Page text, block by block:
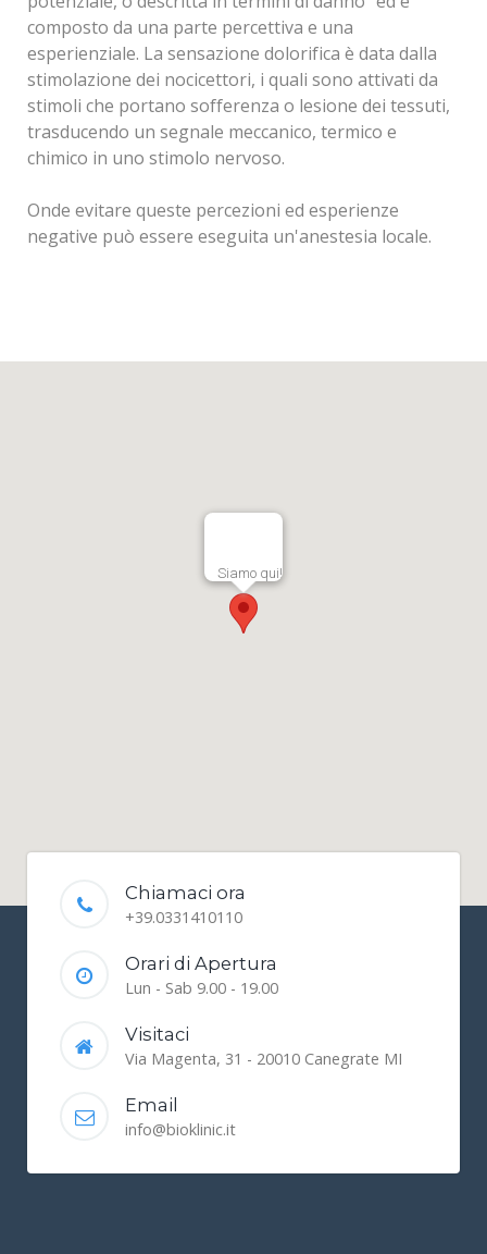
lo stress, la nausea, di innalzare la soglia del dolore e
di rendere più piacevole la seduta dal dentista.
composto da una parte percettiva e una
esperienziale. La sensazione dolorifica è data dalla
stimolazione dei nocicettori, i quali sono attivati da
stimoli che portano sofferenza o lesione dei tessuti,
trasducendo un segnale meccanico, termico e
chimico in uno stimolo nervoso.
Onde evitare queste percezioni ed esperienze
negative può essere eseguita un'anestesia locale.
Siamo qui!
Chiamaci ora
+39.0331410110
Orari di Apertura
Lun - Sab 9.00 - 19.00
Visitaci
Via Magenta, 31 - 20010 Canegrate MI
Email
info@bioklinic.it